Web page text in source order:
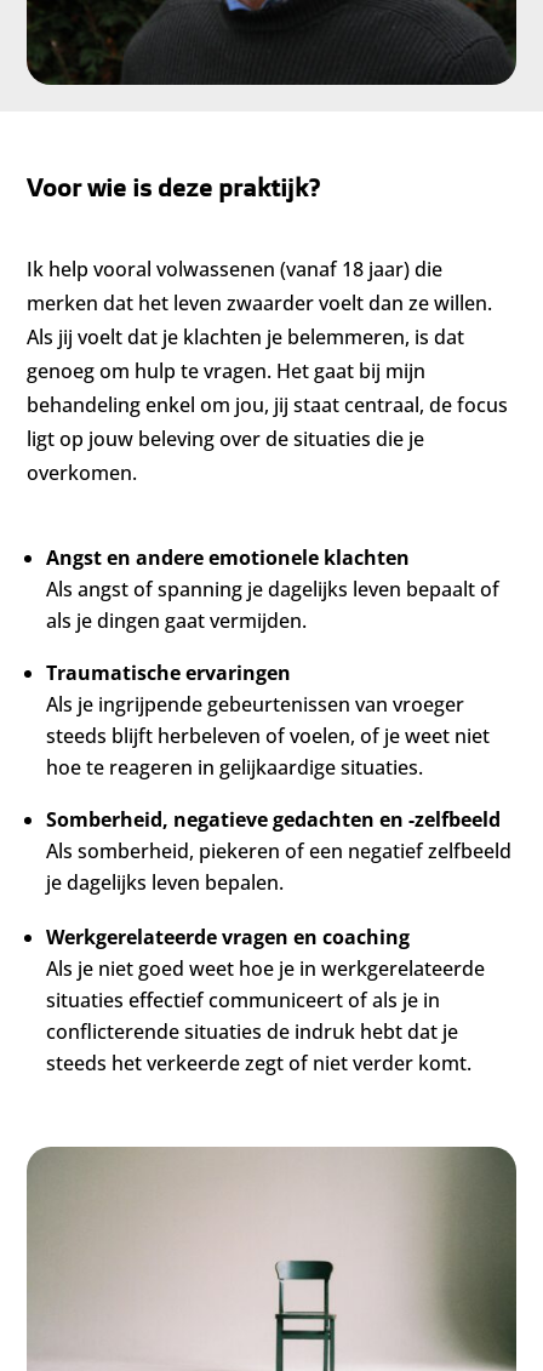
Voor wie is deze praktijk?
Ik help vooral volwassenen (vanaf 18 jaar) die
merken dat het leven zwaarder voelt dan ze willen.
Als jij voelt dat je klachten je belemmeren, is dat
genoeg om hulp te vragen. Het gaat bij mijn
behandeling enkel om jou, jij staat centraal, de focus
ligt op jouw beleving over de situaties die je
overkomen.
Angst en andere emotionele klachten
Als angst of spanning je dagelijks leven bepaalt of
als je dingen gaat vermijden.
Traumatische ervaringen
Als je ingrijpende gebeurtenissen van vroeger
steeds blijft herbeleven of voelen, of je weet niet
hoe te reageren in gelijkaardige situaties.
Somberheid, negatieve gedachten en -zelfbeeld
Als somberheid, piekeren of een negatief zelfbeeld
je dagelijks leven bepalen.
Werkgerelateerde vragen en coaching
Als je niet goed weet hoe je in werkgerelateerde
situaties effectief communiceert of als je in
conflicterende situaties de indruk hebt dat je
steeds het verkeerde zegt of niet verder komt.